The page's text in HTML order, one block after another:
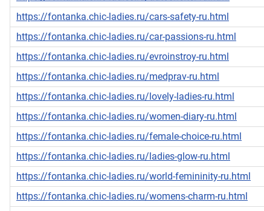
https://fontanka.chic-ladies.ru/cars-safety-ru.html
https://fontanka.chic-ladies.ru/car-passions-ru.html
https://fontanka.chic-ladies.ru/evroinstroy-ru.html
https://fontanka.chic-ladies.ru/medprav-ru.html
https://fontanka.chic-ladies.ru/lovely-ladies-ru.html
https://fontanka.chic-ladies.ru/women-diary-ru.html
https://fontanka.chic-ladies.ru/female-choice-ru.html
https://fontanka.chic-ladies.ru/ladies-glow-ru.html
https://fontanka.chic-ladies.ru/world-femininity-ru.html
https://fontanka.chic-ladies.ru/womens-charm-ru.html